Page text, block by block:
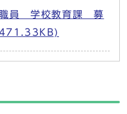
職員 学校教育課 募
471.33KB)